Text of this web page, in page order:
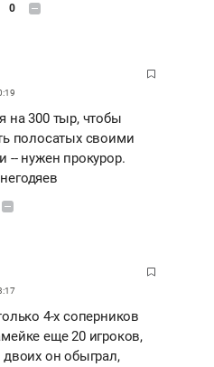
0
на 300 тыр, чтобы
полосатых своими
-- нужен прокурор.
4-х соперников
еще 20 игроков,
он обыграл,